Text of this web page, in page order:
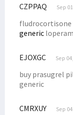
CZPPAQ Sep
fludrocortisone
generic
EJOXGC Sep
buy prasugrel
generic
CMRXUY Sep